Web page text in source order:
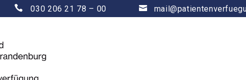
 030 206 21 78 – 00 